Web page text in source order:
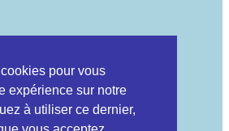
pour vous
expérience sur notre
à utiliser ce dernier,